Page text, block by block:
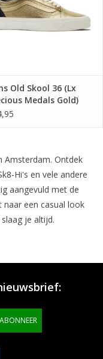
Old Skool 36 (Lx
Medals Gold)
Amsterdam. Ontdek
Hi's en vele andere
aangevuld met de
naar een casual look
je altijd.
ABONNEER